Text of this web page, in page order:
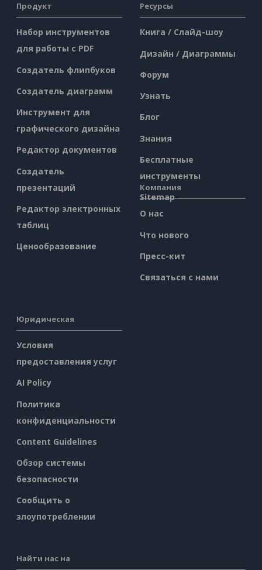
Продукт
Набор инструментов
для работы с PDF
Создатель флипбуков
Создатель диаграмм
Инструмент для
графического дизайна
Редактор документов
Создатель
презентаций
Редактор электронных
таблиц
Ценообразование
Ресурсы
Книга / Слайд-шоу
Дизайн / Диаграммы
Форум
Узнать
Блог
Знания
Бесплатные
инструменты
Sitemap
Компания
О нас
Что нового
Пресс-кит
Связаться с нами
Юридическая
Условия
предоставления услуг
AI Policy
Политика
конфиденциальности
Content Guidelines
Обзор системы
безопасности
Сообщить о
злоупотреблении
Найти нас на